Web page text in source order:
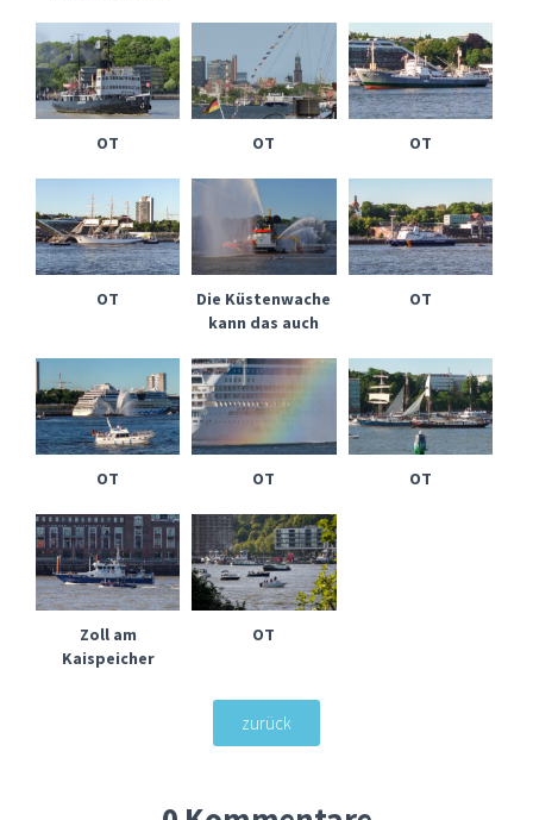
OT OT OT
OT
Die Küstenwache
kann das auch
OT
OT OT OT
Zoll am
Kaispeicher
OT
zurück